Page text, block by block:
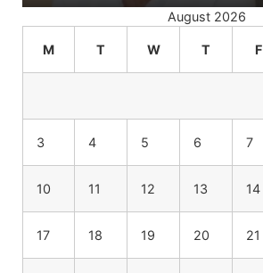
August 2026
M T W T F
3 4 5 6 7
10 11 12 13 14
17 18 19 20 21